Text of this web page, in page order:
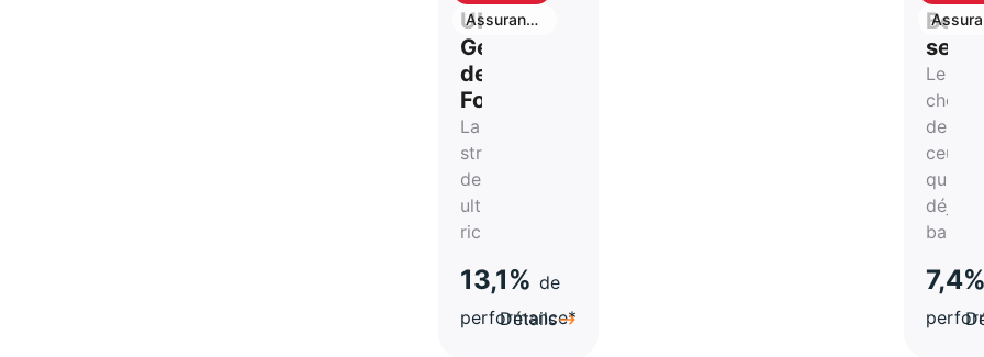
cashback
Assurance
vie
UBS
Gestion
de
Fortune
La
stratégie
des
ultra-
riches
13,1% de
performance*
Détails
vie
Best-
seller
Le
choix
de
ceux
qui ont
déjà